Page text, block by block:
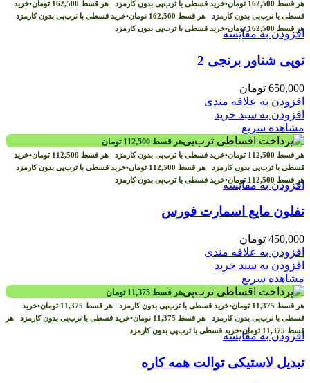
هر قسط 162,500 تومان•خرید قسطی با ترب‌پی بدون کارمزد هر قسط 162,500 تومان•خرید
قسطی با ترب‌پی بدون کارمزد هر قسط 162,500 تومان•خرید قسطی با ترب‌پی بدون کارمزد
هر قسط 162,500 تومان•خرید قسطی با ترب‌پی بدون کارمزدافزودن به مقایسه
توپی شناور برنجی 2
650,000 تومان
افزودن به علاقه مندی
افزودن به سبد خرید
مشاهده سریع
هر قسط 112,500 تومان
هر قسط 112,500 تومان•خرید قسطی با ترب‌پی بدون کارمزد هر قسط 112,500 تومان•خرید
قسطی با ترب‌پی بدون کارمزد هر قسط 112,500 تومان•خرید قسطی با ترب‌پی بدون کارمزد
هر قسط 112,500 تومان•خرید قسطی با ترب‌پی بدون کارمزدافزودن به مقایسه
تفلون مایع اسمارت فورس
450,000 تومان
افزودن به علاقه مندی
افزودن به سبد خرید
مشاهده سریع
هر قسط 11,375 تومان
هر قسط 11,375 تومان•خرید قسطی با ترب‌پی بدون کارمزد هر قسط 11,375 تومان•خرید
قسطی با ترب‌پی بدون کارمزد هر قسط 11,375 تومان•خرید قسطی با ترب‌پی بدون کارمزد هر
قسط 11,375 تومان•خرید قسطی با ترب‌پی بدون کارمزدافزودن به مقایسه
تبدیل لاستیکی توالت همه کاره